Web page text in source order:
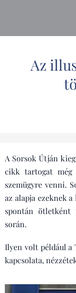
Az
A Sorsok Útján
cikk tartogat még
szemügyre venni.
az alapja ezeknek
spontán
során.
Ilyen volt például a
kapcsolata,